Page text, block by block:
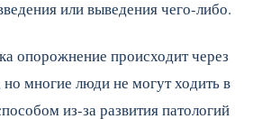
или выведения чего-либо.
опорожнение происходит через
но многие люди не могут ходить в
из-за развития патологий